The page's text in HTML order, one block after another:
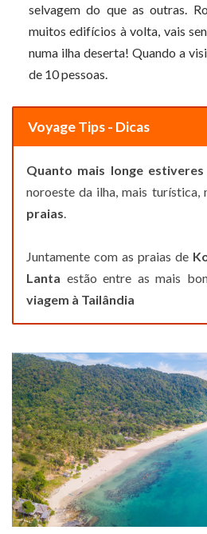
selvagem do que as outras.
muitos edifícios à volta, vais
numa ilha deserta! Quando a
de 10 pessoas.
Voyage Tips - Dicas
Quanto mais longe
noroeste da ilha, mais turística,
praias
Juntamente com as praias de
Lanta estão entre as mais
viagem à Tailândia